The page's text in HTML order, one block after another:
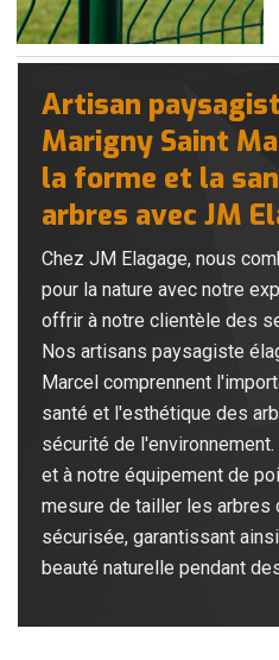
Artisan
Marigny Saint
la forme et la
arbres avec JM
Chez JM Elagage, nous
pour la nature avec notre
offrir à notre clientèle des
Nos artisans paysagiste
Marcel comprennent
santé et l'esthétique des
sécurité de
et à notre équipement de
mesure de tailler les arbres
sécurisée, garantissant
beauté naturelle pendant